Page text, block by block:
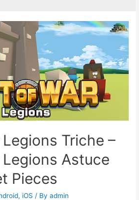
Triche –
Astuce
Pieces
, iOS / Byadmin